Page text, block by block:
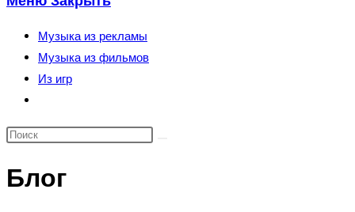
веб-
сайту
Музыка из рекламы
Музыка из фильмов
Из игр
по
сайту
Блог